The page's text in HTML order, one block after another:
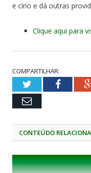
e círio e dá outras
Clique aqui para
COMPARTILHAR:
Twitter
Email
CONTEÚDO